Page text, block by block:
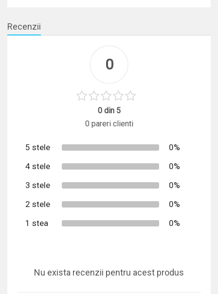
Recenzii
0
0 din 5
0 pareri clienti
5 stele
0%
4 stele
0%
3 stele
0%
2 stele
0%
1 stea
0%
Nu exista recenzii pentru acest produs